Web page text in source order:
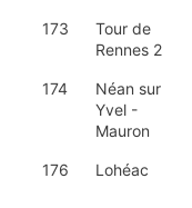
173
Tour de
Rennes 2
174
Néan sur
Yvel -
Mauron
176 Lohéac